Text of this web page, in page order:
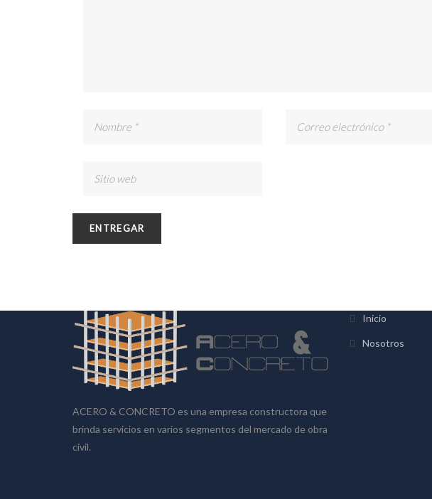
ACERO & CONCRETO es una empresa constructora que
brinda servicios en varios segmentos del mercado de obra
civil.
Inicio
Nosotros